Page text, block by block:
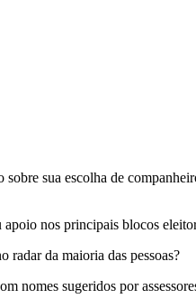
sobre sua escolha de
apoio nos principais blocos
radar da maioria das pessoas?
nomes sugeridos por